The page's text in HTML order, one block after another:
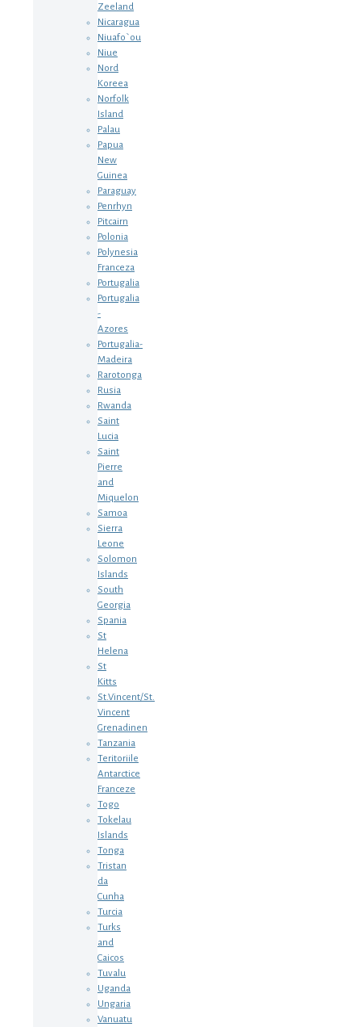
Zeeland
Nicaragua
Niuafo`ou
Niue
Nord
Koreea
Norfolk
Island
Palau
Papua
New
Guinea
Paraguay
Penrhyn
Pitcairn
Polonia
Polynesia
Franceza
Portugalia
Portugalia
-
Azores
Portugalia-
Madeira
Rarotonga
Rusia
Rwanda
Saint
Lucia
Saint
Pierre
and
Miquelon
Samoa
Sierra
Leone
Solomon
Islands
South
Georgia
Spania
St
Helena
St
Kitts
St.Vincent/St.
Vincent
Grenadinen
Tanzania
Teritoriile
Antarctice
Franceze
Togo
Tokelau
Islands
Tonga
Tristan
da
Cunha
Turcia
Turks
and
Caicos
Tuvalu
Uganda
Ungaria
Vanuatu